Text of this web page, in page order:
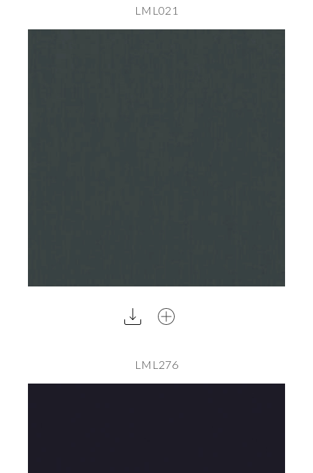
LML021
LML276